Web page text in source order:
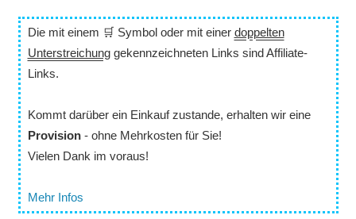
Die mit einem 🛒 Symbol oder mit einer doppelten
Unterstreichunggekennzeichneten Links sind Affiliate-
Links.
Kommt darüber ein Einkauf zustande, erhalten wir eine
Provision- ohne Mehrkosten für Sie!
Vielen Dank im voraus!
Mehr Infos